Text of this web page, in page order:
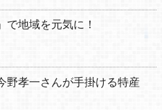
で地域を元気に！
孝一さんが手掛ける特産